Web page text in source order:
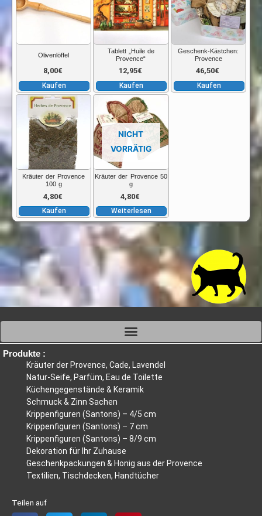
Olivenlöffel
8,00€
Kaufen
Tablett „Huile de
Provence“
12,95€
Kaufen
Geschenk-Kästchen:
Provence
46,50€
Kaufen
Kräuter der Provence
100 g
4,80€
Kaufen
NICHT
VORRÄTIG
Kräuter der Provence 50
g
4,80€
Weiterlesen
Produkte :
Kräuter der Provence, Cade, Lavendel
Natur-Seife, Parfüm, Eau de Toilette
Küchengegenstände & Keramik
Schmuck & Zinn Sachen
Krippenfiguren (Santons) – 4/5 cm
Krippenfiguren (Santons) – 7 cm
Krippenfiguren (Santons) – 8/9 cm
Dekoration für Ihr Zuhause
Geschenkpackungen & Honig aus der Provence
Textilien, Tischdecken, Handtücher
Teilen auf